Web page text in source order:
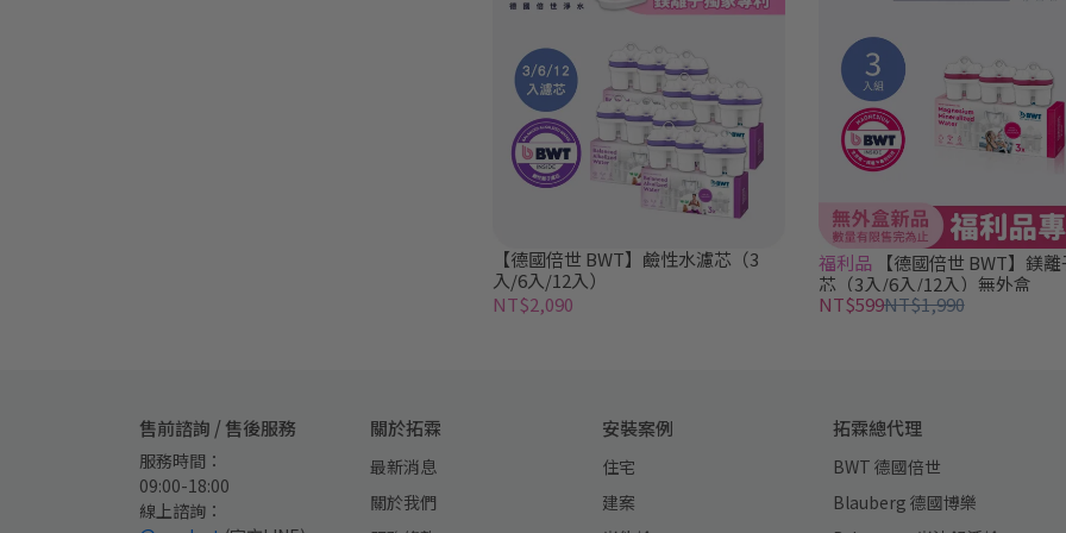
【德國倍世 BWT】鹼性水濾芯（3
入/6入/12入）
NT$2,090
福利品
【德國倍世 BWT】鎂
芯（3入/6入/12入）無外盒
NT$599NT$1,990
售前諮詢 / 售後服務
服務時間：
09:00-18:00
線上諮詢：
關於拓霖
最新消息
關於我們
安裝案例
住宅
建案
拓霖總代理
BWT 德國倍世
Blauberg 德國博樂